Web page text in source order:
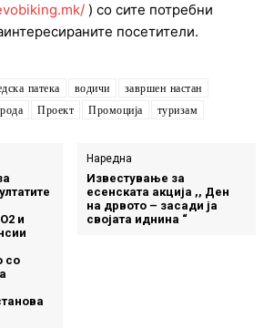
) со сите потребни
посетители.
патека водичи
завршен настан
Проект Промоција туризам
и
со
Наредна
Известување за
есенската акција ,, Ден
на дрвото – засади ја
својата иднина “